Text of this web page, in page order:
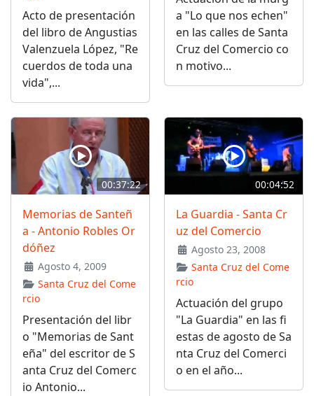
Acto de presentación
del libro de Angustias
Valenzuela López, "Re
cuerdos de toda una
vida",...
a "Lo que nos echen"
en las calles de Santa
Cruz del Comercio co
n motivo...
00:37:22
Memorias de Santeñ
a - Antonio Robles Or
dóñez
Agosto 4, 2009
Santa Cruz del Come
rcio
Presentación del libr
o "Memorias de Sant
eña" del escritor de S
anta Cruz del Comerc
io Antonio...
00:04:52
La Guardia - Santa Cr
uz del Comercio
Agosto 23, 2008
Santa Cruz del Come
rcio
Actuación del grupo
"La Guardia" en las fi
estas de agosto de Sa
nta Cruz del Comerci
o en el año...